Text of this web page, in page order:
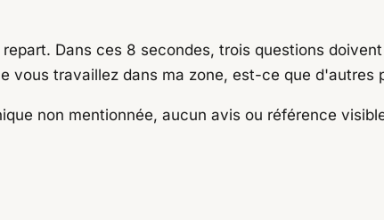
Dans ces 8 secondes, trois questions
travaillez dans ma zone, est-ce que d'autres
non mentionnée, aucun avis ou référence